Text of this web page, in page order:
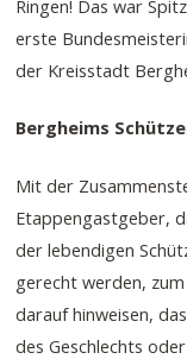
Ringen! Das war
erste
der Kreisstadt
Bergheims
Mit der
Etappengastgeber,
der lebendigen
gerecht werden,
darauf hinweisen,
des Geschlechts